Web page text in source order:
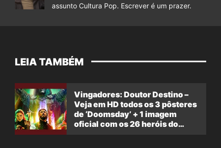
assunto Cultura Pop. Escrever é um prazer.
LEIA TAMBÉM
Vingadores: Doutor Destino –
Veja em HD todos os 3 pôsteres
de ‘Doomsday’ + 1 imagem
oficial com os 26 heróis do